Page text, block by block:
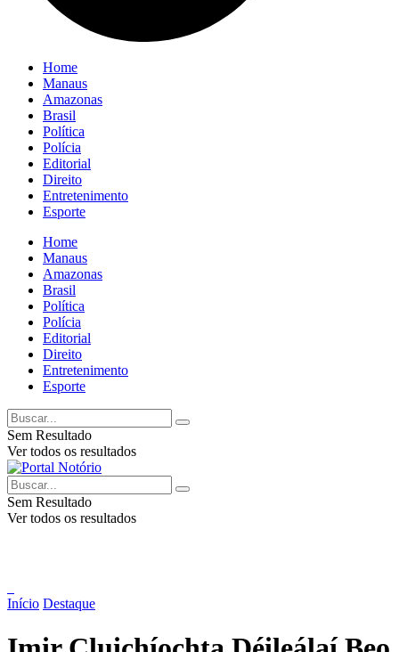
Home
Manaus
Amazonas
Brasil
Política
Polícia
Editorial
Direito
Entretenimento
Esporte
Home
Manaus
Amazonas
Brasil
Política
Polícia
Editorial
Direito
Entretenimento
Esporte
Sem Resultado
Ver todos os resultados
Sem Resultado
Ver todos os resultados
Início Destaque